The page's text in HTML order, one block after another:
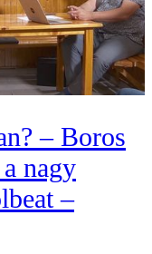
– Boros
nagy
–